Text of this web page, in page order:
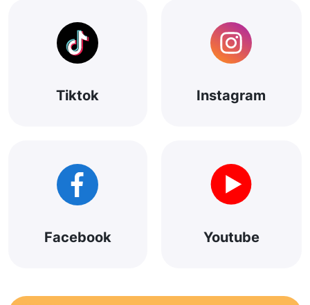
Tiktok Instagram
Facebook Youtube